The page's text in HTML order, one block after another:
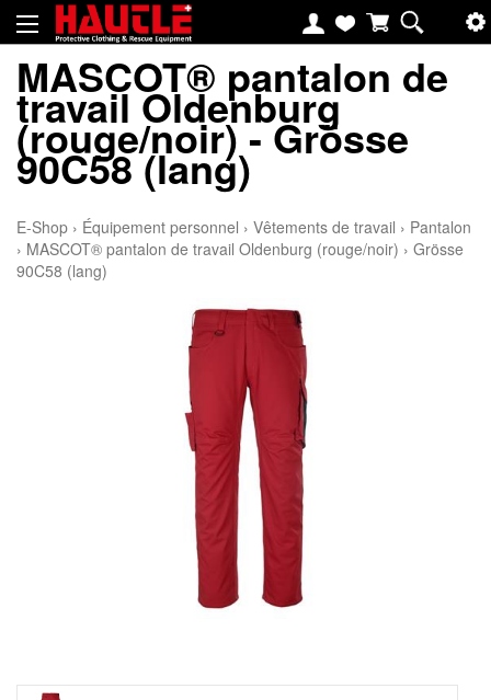
MASCOT® pantalon de
travail Oldenburg
(rouge/noir) - Grösse
90C58 (lang)
E-Shop › Équipement personnel › Vêtements de travail › Pantalon
› MASCOT® pantalon de travail Oldenburg (rouge/noir) › Grösse
90C58 (lang)